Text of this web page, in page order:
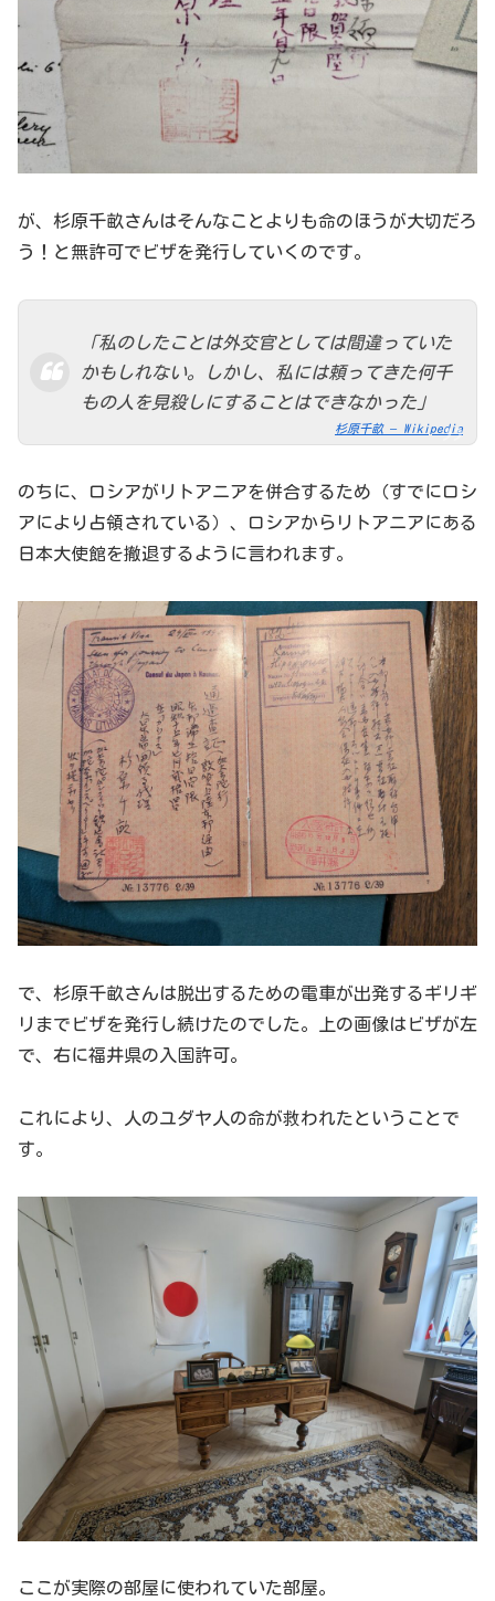
が、杉原千畝さんはそんなことよりも命のほうが大切だろ
う！と無許可でビザを発行していくのです。
「私のしたことは外交官としては間違っていた
かもしれない。しかし、私には頼ってきた何千
もの人を見殺しにすることはできなかった」
杉原千畝 – Wikipedia
のちに、ロシアがリトアニアを併合するため（すでにロシ
アにより占領されている）、ロシアからリトアニアにある
日本大使館を撤退するように言われます。
で、杉原千畝さんは脱出するための電車が出発するギリギ
リまでビザを発行し続けたのでした。上の画像はビザが左
で、右に福井県の入国許可。
これにより、人のユダヤ人の命が救われたということで
す。
ここが実際の部屋に使われていた部屋。